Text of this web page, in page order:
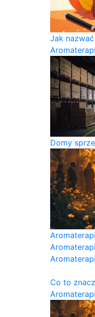
Jak
Domy
Co to